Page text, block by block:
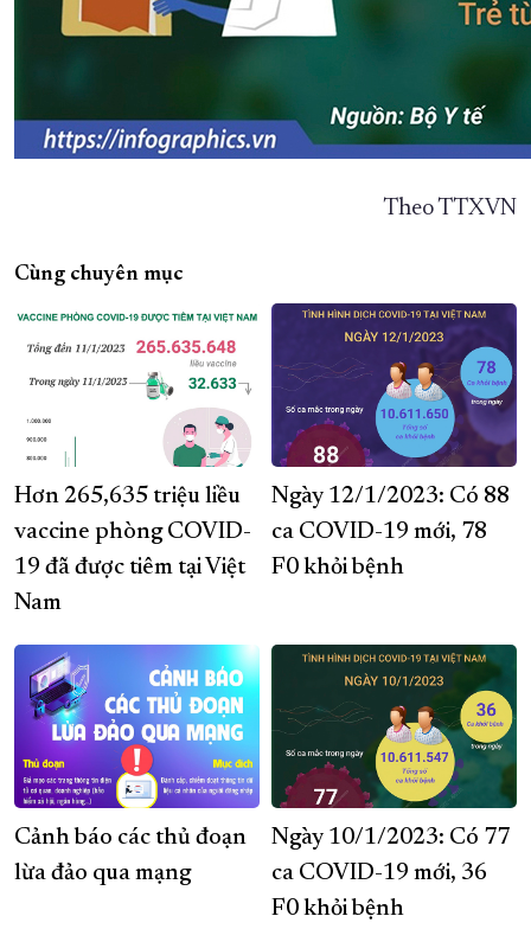
Theo TTXVN
Cùng chuyên mục
Hơn 265,635 triệu liều
vaccine phòng COVID-
19 đã được tiêm tại Việt
Nam
Ngày 12/1/2023: Có 88
ca COVID-19 mới, 78
F0 khỏi bệnh
Cảnh báo các thủ đoạn
lừa đảo qua mạng
Ngày 10/1/2023: Có 77
ca COVID-19 mới, 36
F0 khỏi bệnh